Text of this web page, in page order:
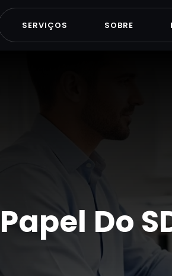
SERVIÇOS SOBRE
Do